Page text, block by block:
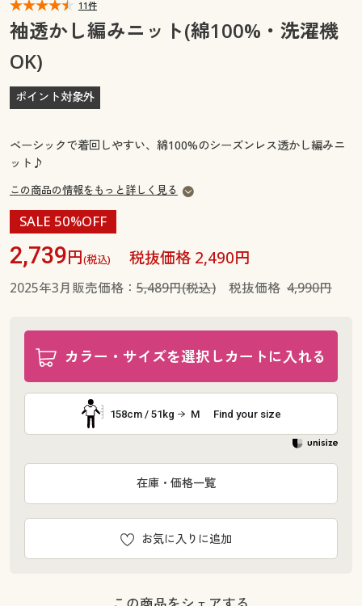
マイページ
閲覧履歴
お気に入り
サポート
ご利用ガイド
よくある質問とお問い合わせ
閲覧履歴
サポート
よくある質問とお問い合わせ
11件
袖透かし編みニット(綿100%・洗濯機
OK)
ポイント対象外
ベーシックで着回しやすい、綿100%のシーズンレス透かし編みニ
ット♪
この商品の情報をもっと詳しく見る
SALE 50%OFF
2,739円(税込) 税抜価格 2,490円
2025年3月販売価格： 5,489円(税込)税抜価格 4,990円
カラー・サイズを選択しカートに入れる
158cm / 51kg M Find your size
お気に入りに追加
在庫・価格一覧